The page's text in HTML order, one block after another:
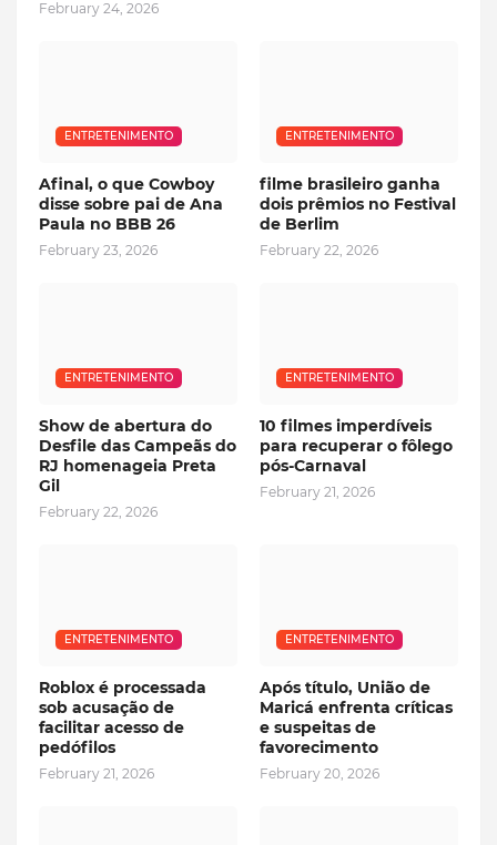
February 24, 2026
ENTRETENIMENTO
Afinal, o que Cowboy
disse sobre pai de Ana
Paula no BBB 26
February 23, 2026
ENTRETENIMENTO
filme brasileiro ganha
dois prêmios no Festival
de Berlim
February 22, 2026
ENTRETENIMENTO
Show de abertura do
Desfile das Campeãs do
RJ homenageia Preta
Gil
February 22, 2026
ENTRETENIMENTO
10 filmes imperdíveis
para recuperar o fôlego
pós-Carnaval
February 21, 2026
ENTRETENIMENTO
Roblox é processada
sob acusação de
facilitar acesso de
pedófilos
February 21, 2026
ENTRETENIMENTO
Após título, União de
Maricá enfrenta críticas
e suspeitas de
favorecimento
February 20, 2026